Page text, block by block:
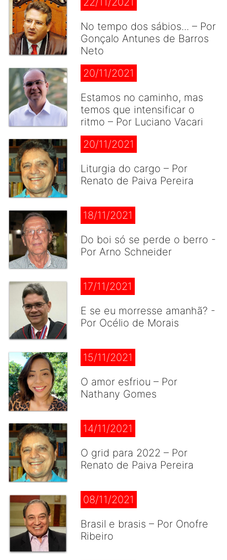
No tempo dos sábios... – Por
Gonçalo Antunes de Barros
Neto
20/11/2021
Estamos no caminho, mas
temos que intensificar o
ritmo – Por Luciano Vacari
20/11/2021
Liturgia do cargo – Por
Renato de Paiva Pereira
18/11/2021
Do boi só se perde o berro -
Por Arno Schneider
17/11/2021
E se eu morresse amanhã? -
Por Océlio de Morais
15/11/2021
O amor esfriou – Por
Nathany Gomes
14/11/2021
O grid para 2022 – Por
Renato de Paiva Pereira
08/11/2021
Brasil e brasis – Por Onofre
Ribeiro